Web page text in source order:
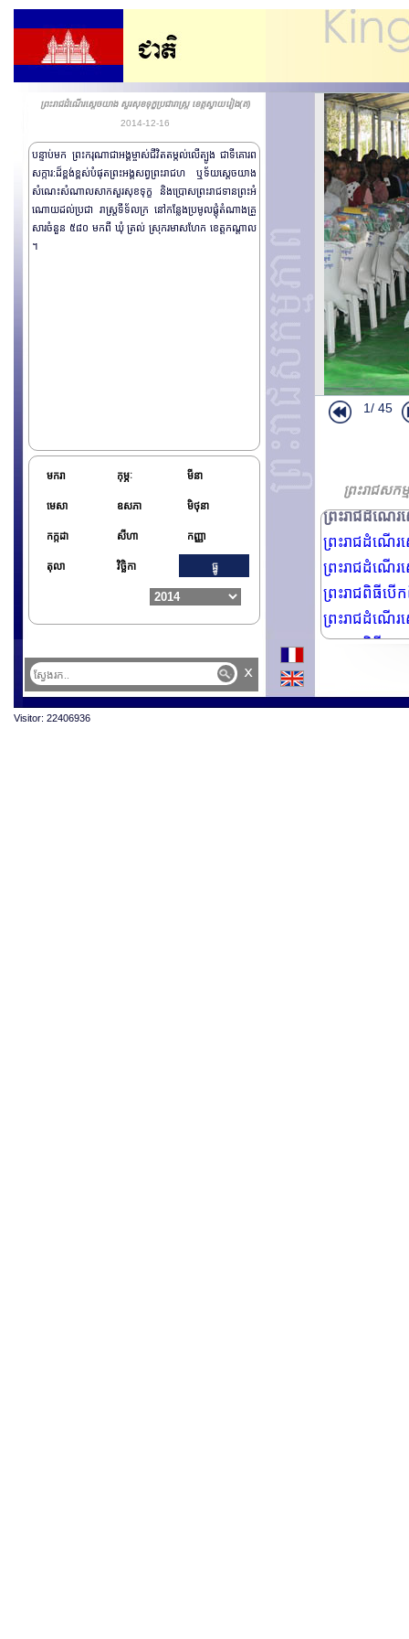
ព្រះរាជដំណើរសេ្តចយាង សួរសុខទុក្ខប្រជារាស្រ្ត ខេត្តស្វាយរៀង(ត)
2014-12-16
បន្ទាប់មក ព្រះករុណាជាអង្គម្ចាស់ជីវិតតម្កល់លើត្បូង ជា​ទីគោរព
សក្ការ:ដ៏ខ្ពង់ខ្ពស់បំផុត​ ព្រះអង្គ​សព្វព្រះ​រាជហ ឬទ័យសេ្តចយាង
សំណេះសំណាលសាកសួរសុខទុក្ខ និងប្រោស​ព្រះរាជ​ទាន​ព្រះអំ
ណោយដល់​​ប្រជា រាស្រ្តទីទ័លក្រ នៅកន្លែងប្រមូលផ្តុំតំណាងគ្រួ
សារ​ចំនួន ៥៨០ មកពី ឃុំ ត្រល់ ស្រុករមាសហែក ខេត្តកណ្តាល
។
មករា កុម្ភៈ មីនា
មេសា ឧសភា មិថុនា
កក្កដា សីហា កញ្ញា
តុលា វិច្ឆិកា ធ្នូ
1/ 45
ព្រះរាជសក
ឯកឧត្តម
សម្តេចអគ្គម
ព្រះរាជពិធី
ព្រះរាជដំណើ
ព្រះរាជដំណើរ
ព្រះរាជដំណើរ
ព្រះរាជដំណើរ
ព្រះរាជពិធីប
ព្រះរាជដំណើ
ព្រះរាជពិធីថ្វ
គណ:ប្រតិភូយូណ
x
Visitor: 22406936